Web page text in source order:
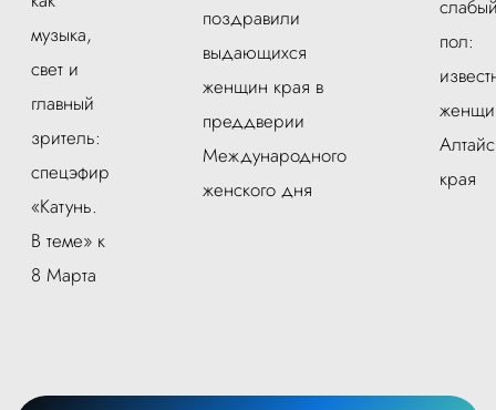
музыка,
свет и
главный
зритель:
спецэфир
«Катунь.
В теме» к
8 Марта
поздравили
выдающихся
женщин края в
преддверии
Международного
женского дня
пол:
края